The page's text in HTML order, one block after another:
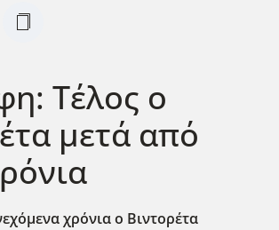
Τέλος ο
μετά από
χρόνια ο Βιντορέτα